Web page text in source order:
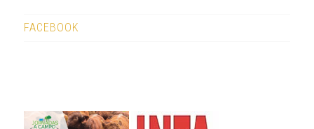
FACEBOOK